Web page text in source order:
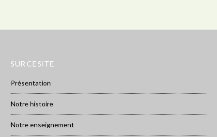
SUR CE SITE
Présentation
Notre histoire
Notre enseignement